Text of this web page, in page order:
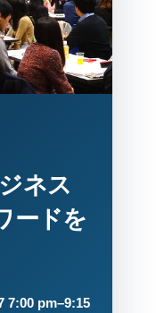
ネス
ードを
7:00 pm–9:15